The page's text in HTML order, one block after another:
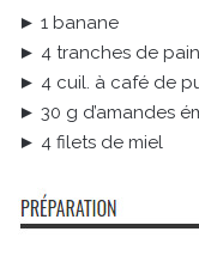
► 1 banane
► 4 tranches de
► 4 cuil. à café de
► 30 g d’amandes
► 4 filets de miel